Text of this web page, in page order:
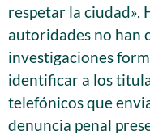
respetar la ciudad».
autoridades no han
investigaciones
identificar a los
telefónicos que
denuncia penal